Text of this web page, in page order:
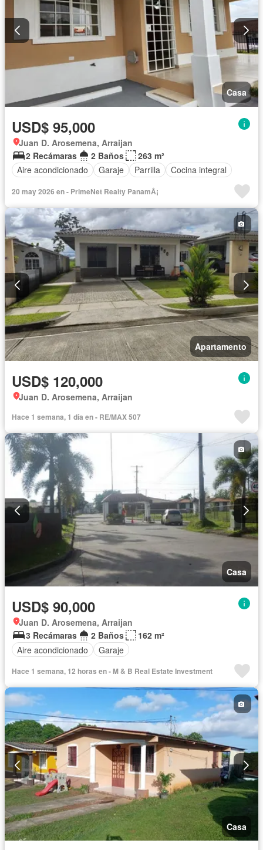
Casa
USD$ 95,000
Juan D. Arosemena, Arraijan
2 Recámaras
2 Baños
263 m²
Aire acondicionado
Garaje Parrilla Cocina integral
20 may 2026 en - PrimeNet Realty PanamÃ¡
Apartamento
USD$ 120,000
Juan D. Arosemena, Arraijan
Hace 1 semana, 1 día en - RE/MAX 507
Casa
USD$ 90,000
Juan D. Arosemena, Arraijan
3 Recámaras
2 Baños
162 m²
Aire acondicionado
Garaje
Hace 1 semana, 12 horas en - M & B Real Estate Investment
Casa